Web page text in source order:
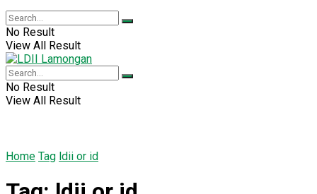
No Result
View All Result
No Result
View All Result
Home Tag ldii or id